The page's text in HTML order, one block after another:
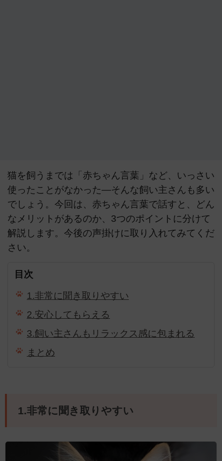
猫を飼うまでは「赤ちゃん言葉」など、いっさい
使ったことがなかった―そんな飼い主さんも多い
でしょう。今回は、赤ちゃん言葉で話すと、どん
なメリットがあるのか、3つのポイントに分けて
解説します。今後の声掛けに取り入れてみてくだ
さい。
目次
1.非常に聞き取りやすい
2.安心してもらえる
3.飼い主さんもリラックス感に包まれる
まとめ
1.非常に聞き取りやすい